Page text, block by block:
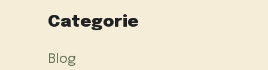
Categorie
Blog